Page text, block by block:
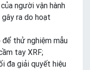
người vận hành
ra do hoạt
để thử nghiệm mẫu
tay XRF;
đa giải quyết hiệu